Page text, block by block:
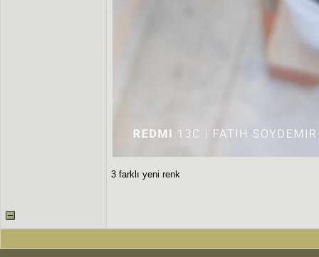
3 farklı yeni renk